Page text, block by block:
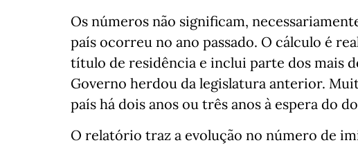
Os números não significam,
país ocorreu no ano passado. O cálculo é
título de residência e inclui parte dos mais
Governo herdou da legislatura anterior.
país há dois anos ou três anos à espera do
O relatório traz a evolução no número de